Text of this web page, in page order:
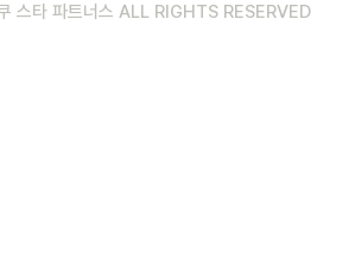
스타 파트너스 ALL RIGHTS RESERVED